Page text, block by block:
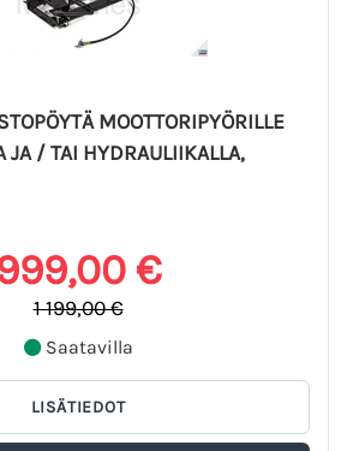
MOOTTORIPYÖRILLE
JA / TAI HYDRAULIIKALLA,
€
1 199,00 €
Saatavilla